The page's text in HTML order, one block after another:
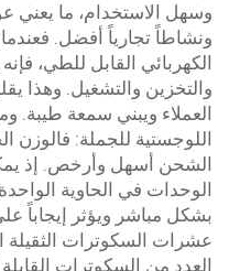
وسهل الاستخدام، ما يعني
ونشاطاً تجارياً أفضل.
الكهربائي القابل للطي،
والتخزين والتشغيل. وهذا
العملاء ويبني سمعة طيبة.
اللوجستية للجملة: فالوزن
الشحن أسهل وأرخص. إذ
الوحدات في الحاوية
بشكل مباشر ويؤثر إيجاباً
عشرات السكوترات
العدد من السكوترات